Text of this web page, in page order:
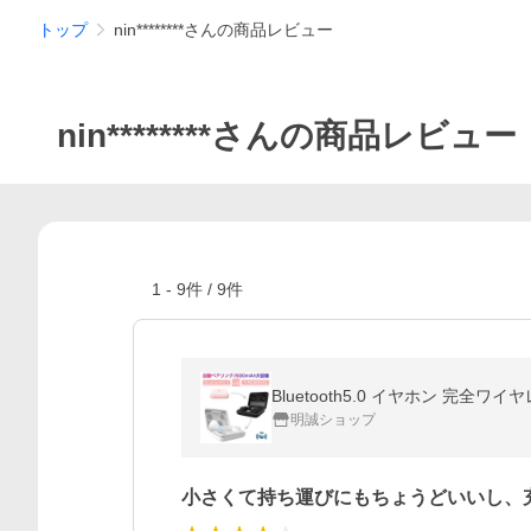
トップ nin********さんの商品レビュー
nin********さんの商品レビュー
1 - 9件 / 9件
明誠ショップ
小さくて持ち運びにもちょうどいいし